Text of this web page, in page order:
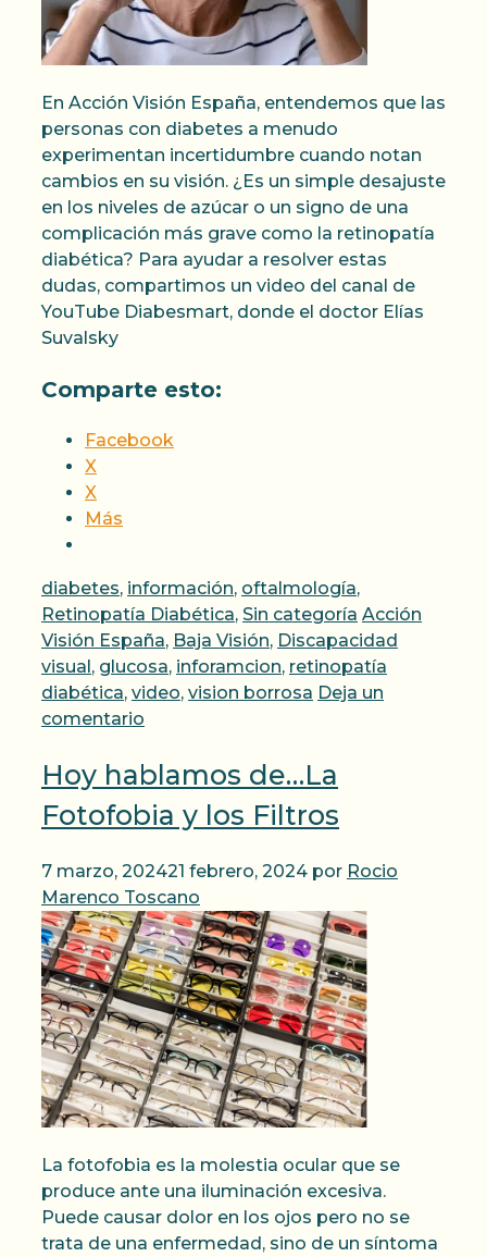
En Acción Visión España, entendemos que las
personas con diabetes a menudo
experimentan incertidumbre cuando notan
cambios en su visión. ¿Es un simple desajuste
en los niveles de azúcar o un signo de una
complicación más grave como la retinopatía
diabética? Para ayudar a resolver estas
dudas, compartimos un video del canal de
YouTube Diabesmart, donde el doctor Elías
Suvalsky
Comparte esto:
Facebook
X
X
Más
Categorías
diabetes, información, oftalmología,
Retinopatía Diabética, Sin categoría Etiquetas
Acción
Visión España, Baja Visión, Discapacidad
visual , glucosa, inforamcion, retinopatía
diabética, video, vision borrosa Deja un
comentario
Hoy hablamos de…La
Fotofobia y los Filtros
7 marzo, 202421 febrero, 2024 por Rocio
Marenco Toscano
La fotofobia es la molestia ocular que se
produce ante una iluminación excesiva.
Puede causar dolor en los ojos pero no se
trata de una enfermedad, sino de un síntoma